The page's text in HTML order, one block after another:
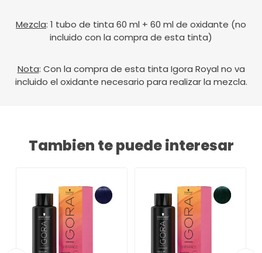
Mezcla: 1 tubo de tinta 60 ml + 60 ml de oxidante (no
incluido con la compra de esta tinta)
Nota: Con la compra de esta tinta Igora Royal no va
incluido el oxidante necesario para realizar la mezcla.
Tambien te puede interesar